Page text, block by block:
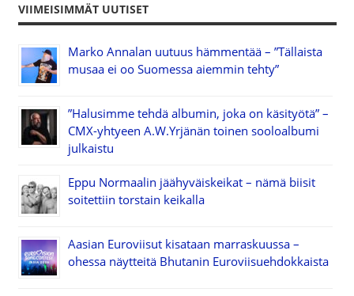
VIIMEISIMMÄT UUTISET
Marko Annalan uutuus hämmentää – ”Tällaista
musaa ei oo Suomessa aiemmin tehty”
”Halusimme tehdä albumin, joka on käsityötä” –
CMX-yhtyeen A.W.Yrjänän toinen sooloalbumi
julkaistu
Eppu Normaalin jäähyväiskeikat – nämä biisit
soitettiin torstain keikalla
Aasian Euroviisut kisataan marraskuussa –
ohessa näytteitä Bhutanin Euroviisuehdokkaista